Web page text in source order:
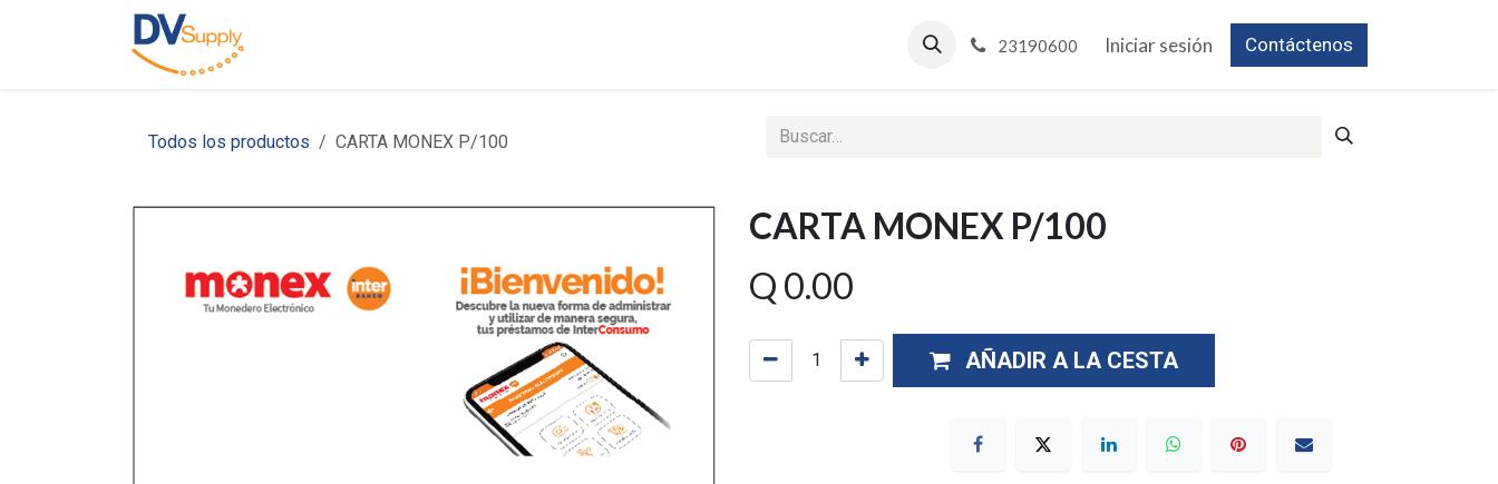
Reportes Web 23190600 Iniciar sesión Contáctenos
Todos los productos CARTA MONEX P/100
CARTA MONEX P/100
Q 0.00
AÑADIR A LA CESTA